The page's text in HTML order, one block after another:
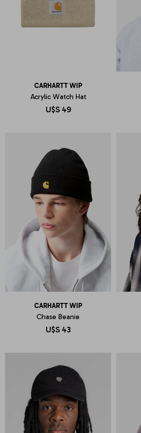
CARHARTT WIP
Acrylic Watch Hat
U$S 49
CARHARTT WIP
Chase Beanie
U$S 43